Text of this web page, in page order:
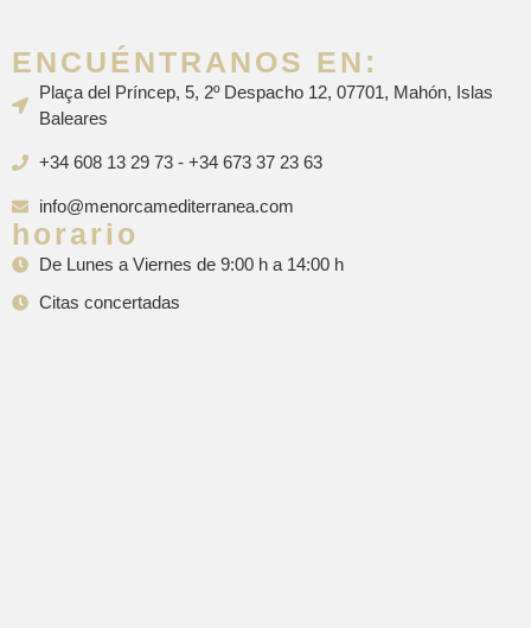
ENCUÉNTRANOS EN:
Plaça del Príncep, 5, 2º Despacho 12, 07701, Mahón, Islas
Baleares
+34 608 13 29 73 - +34 673 37 23 63
info@menorcamediterranea.com
horario
De Lunes a Viernes de 9:00 h a 14:00 h
Citas concertadas